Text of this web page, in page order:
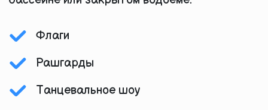
Флаги
Рашгарды
Танцевальное шоу